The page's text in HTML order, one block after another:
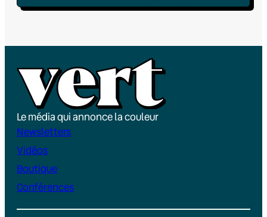
Le média qui annonce la couleur
Newsletters
Vidéos
Boutique
Conférences